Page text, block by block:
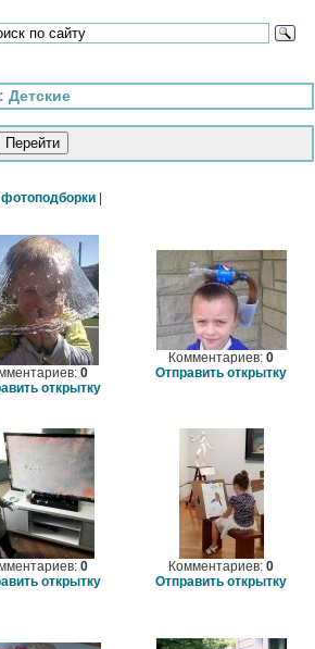
Детские
|
0
открытку
Комментариев: 0
Отправить открытку
0
открытку
Комментариев: 0
Отправить открытку